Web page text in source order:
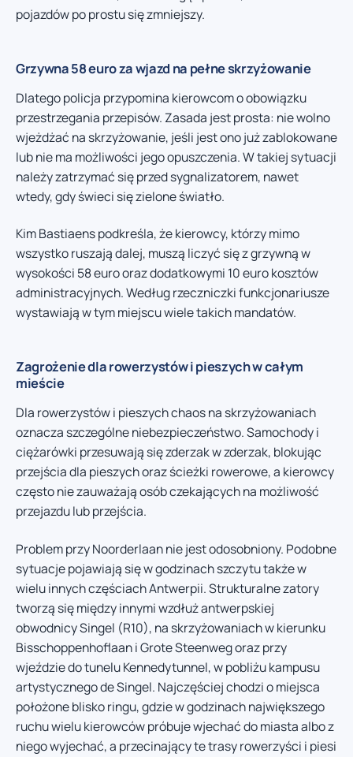
pojazdów po prostu się zmniejszy.
Grzywna 58 euro za wjazd na pełne skrzyżowanie
Dlatego policja przypomina kierowcom o obowiązku
przestrzegania przepisów. Zasada jest prosta: nie wolno
wjeżdżać na skrzyżowanie, jeśli jest ono już zablokowane
lub nie ma możliwości jego opuszczenia. W takiej sytuacji
należy zatrzymać się przed sygnalizatorem, nawet
wtedy, gdy świeci się zielone światło.
Kim Bastiaens podkreśla, że kierowcy, którzy mimo
wszystko ruszają dalej, muszą liczyć się z grzywną w
wysokości 58 euro oraz dodatkowymi 10 euro kosztów
administracyjnych. Według rzeczniczki funkcjonariusze
wystawiają w tym miejscu wiele takich mandatów.
Zagrożenie dla rowerzystów i pieszych w całym
mieście
Dla rowerzystów i pieszych chaos na skrzyżowaniach
oznacza szczególne niebezpieczeństwo. Samochody i
ciężarówki przesuwają się zderzak w zderzak, blokując
przejścia dla pieszych oraz ścieżki rowerowe, a kierowcy
często nie zauważają osób czekających na możliwość
przejazdu lub przejścia.
Problem przy Noorderlaan nie jest odosobniony. Podobne
sytuacje pojawiają się w godzinach szczytu także w
wielu innych częściach Antwerpii. Strukturalne zatory
tworzą się między innymi wzdłuż antwerpskiej
obwodnicy Singel (R10), na skrzyżowaniach w kierunku
Bisschoppenhoflaan i Grote Steenweg oraz przy
wjeździe do tunelu Kennedytunnel, w pobliżu kampusu
artystycznego de Singel. Najczęściej chodzi o miejsca
położone blisko ringu, gdzie w godzinach największego
ruchu wielu kierowców próbuje wjechać do miasta albo z
niego wyjechać, a przecinający te trasy rowerzyści i piesi